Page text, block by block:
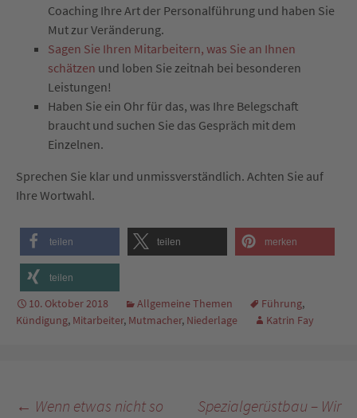
Coaching Ihre Art der Personalführung und haben Sie
Mut zur Veränderung.
Sagen Sie Ihren Mitarbeitern, was Sie an Ihnen
schätzen und loben Sie zeitnah bei besonderen
Leistungen!
Haben Sie ein Ohr für das, was Ihre Belegschaft
braucht und suchen Sie das Gespräch mit dem
Einzelnen.
Sprechen Sie klar und unmissverständlich. Achten Sie auf
Ihre Wortwahl.
teilen teilen merken
teilen
10. Oktober 2018 Allgemeine Themen Führung,
Kündigung, Mitarbeiter, Mutmacher, Niederlage Katrin Fay
Beitragsnavigation
← Wenn etwas nicht so
Spezialgerüstbau – Wir